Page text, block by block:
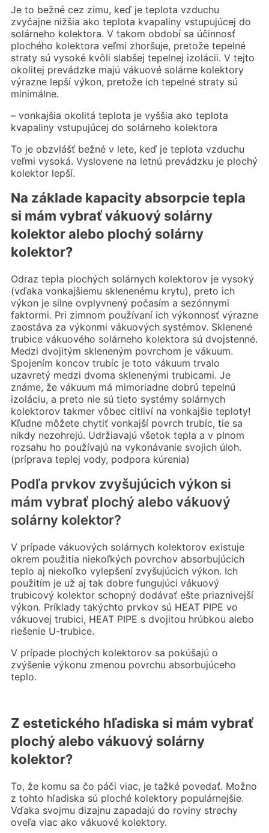
Je to bežné cez zimu, keď je teplota vzduchu
zvyčajne nižšia ako teplota kvapaliny vstupujúcej do
solárneho kolektora. V takom období sa účinnosť
plochého kolektora veľmi zhoršuje, pretože tepelné
straty sú vysoké kvôli slabšej tepelnej izolácii. V tejto
okolitej prevádzke majú vákuové solárne kolektory
výrazne lepší výkon, pretože ich tepelné straty sú
minimálne.
– vonkajšia okolitá teplota je vyššia ako teplota
kvapaliny vstupujúcej do solárneho kolektora
To je obzvlášť bežné v lete, keď je teplota vzduchu
veľmi vysoká. Vyslovene na letnú prevádzku je plochý
kolektor lepší.
Na základe kapacity absorpcie tepla
si mám vybrať vákuový solárny
kolektor alebo plochý solárny
kolektor?
Odraz tepla plochých solárnych kolektorov je vysoký
(vďaka vonkajšiemu sklenenému krytu), preto ich
výkon je silne ovplyvnený počasím a sezónnymi
faktormi. Pri zimnom používaní ich výkonnosť výrazne
zaostáva za výkonmi vákuových systémov. Sklenené
trubice vákuového solárneho kolektora sú dvojstenné.
Medzi dvojitým skleneným povrchom je vákuum.
Spojením koncov trubíc je toto vákuum trvalo
uzavretý medzi dvoma sklenenými trubicami. Je
známe, že vákuum má mimoriadne dobrú tepelnú
izoláciu, a preto nie sú tieto systémy solárnych
kolektorov takmer vôbec citliví na vonkajšie teploty!
Kľudne môžete chytiť vonkajší povrch trubíc, tie sa
nikdy nezohrejú. Udržiavajú všetok tepla a v plnom
rozsahu ho používajú na vykonávanie svojich úloh.
(príprava teplej vody, podpora kúrenia)
Podľa prvkov zvyšujúcich výkon si
mám vybrať plochý alebo vákuový
solárny kolektor?
V prípade vákuových solárnych kolektorov existuje
okrem použitia niekoľkých povrchov absorbujúcich
teplo aj niekoľko vylepšení zvyšujúcich výkon. Ich
použitím je už aj tak dobre fungujúci vákuový
trubicový kolektor schopný dodávať ešte priaznivejší
výkon. Príklady takýchto prvkov sú HEAT PIPE vo
vákuovej trubici, HEAT PIPE s dvojitou hrúbkou alebo
riešenie U-trubice.
V prípade plochých kolektorov sa pokúšajú o
zvýšenie výkonu zmenou povrchu absorbujúceho
teplo.
Z estetického hľadiska si mám vybrať
plochý alebo vákuový solárny
kolektor?
To, že komu sa čo páči viac, je tažké povedať. Možno
z tohto hľadiska sú ploché kolektory populárnejšie.
Vďaka svojmu dizajnu zapadajú do roviny strechy
oveľa viac ako vákuové kolektory.